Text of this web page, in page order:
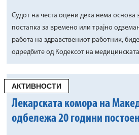
Судот на честа оцени дека нема основа
постапка за времено или трајно
работа на здравствениот работник,
одредбите од Кодексот на
АКТИВНОСТИ
Лекарската комора на
одбележа 20 години